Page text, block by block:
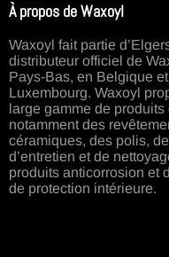
À propos de Waxoyl
Waxoyl fait partie
distributeur officiel de
Pays-Bas, en Belgique
Luxembourg. Waxoyl
large gamme de produits
notamment des
céramiques, des polis,
d’entretien et de
produits anticorrosion et
de protection intérieure.